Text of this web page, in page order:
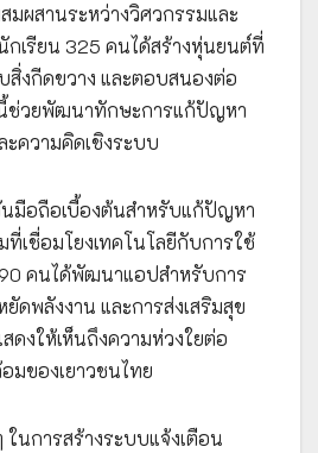
มผสานระหว่างวิศวกรรมและ
กเรียน 325 คนได้สร้างหุ่นยนต์ที่
สิ่งกีดขวาง และตอบสนองต่อ
ช่วยพัฒนาทักษะการแก้ปัญหา
ความคิดเชิงระบบ
นมือถือเบื้องต้นสำหรับแก้ปัญหา
เชื่อมโยงเทคโนโลยีกับการใช้
คนได้พัฒนาแอปสำหรับการ
ดพลังงาน และการส่งเสริมสุข
ดงให้เห็นถึงความห่วงใยต่อ
มของเยาวชนไทย
ในการสร้างระบบแจ้งเตือน